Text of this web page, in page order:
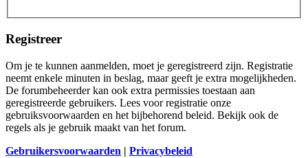
Registreer
Om je te kunnen aanmelden, moet je geregistreerd zijn. Registratie
neemt enkele minuten in beslag, maar geeft je extra mogelijkheden.
De forumbeheerder kan ook extra permissies toestaan aan
geregistreerde gebruikers. Lees voor registratie onze
gebruiksvoorwaarden en het bijbehorend beleid. Bekijk ook de
regels als je gebruik maakt van het forum.
Gebruikersvoorwaarden | Privacybeleid